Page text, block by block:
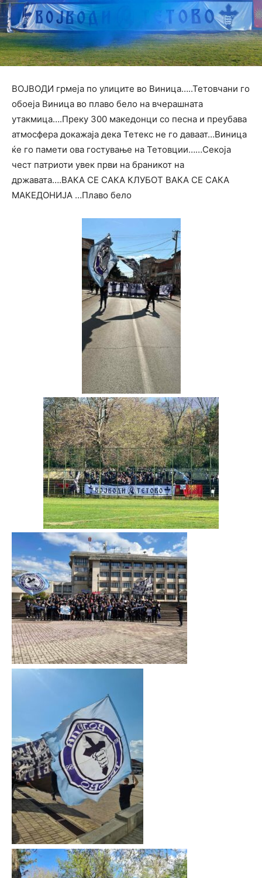
ВОЈВОДИ грмеја по улиците во Виница…..Тетовчани го
обоеја Виница во плаво бело на вчерашната
утакмица….Преку 300 македонци со песна и преубава
атмосфера докажаја дека Тетекс не го даваат…Виница
ќе го памети ова гостување на Тетовции……Секоја
чест патриоти увек први на браникот на
државата….ВАКА СЕ САКА КЛУБОТ ВАКА СЕ САКА
МАКЕДОНИЈА …Плаво бело